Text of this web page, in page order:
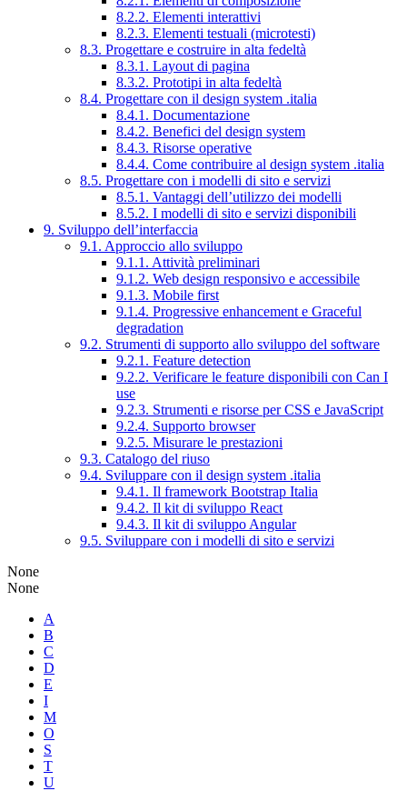
8.2.2. Elementi interattivi
8.2.3. Elementi testuali (microtesti)
8.3. Progettare e costruire in alta fedeltà
8.3.1. Layout di pagina
8.3.2. Prototipi in alta fedeltà
8.4. Progettare con il design system .italia
8.4.1. Documentazione
8.4.2. Benefici del design system
8.4.3. Risorse operative
8.4.4. Come contribuire al design system .italia
8.5. Progettare con i modelli di sito e servizi
8.5.1. Vantaggi dell’utilizzo dei modelli
8.5.2. I modelli di sito e servizi disponibili
9. Sviluppo dell’interfaccia
9.1. Approccio allo sviluppo
9.1.1. Attività preliminari
9.1.2. Web design responsivo e accessibile
9.1.3. Mobile first
9.1.4. Progressive enhancement e Graceful
degradation
9.2. Strumenti di supporto allo sviluppo del software
9.2.1. Feature detection
9.2.2. Verificare le feature disponibili con Can I
use
9.2.3. Strumenti e risorse per CSS e JavaScript
9.2.4. Supporto browser
9.2.5. Misurare le prestazioni
9.3. Catalogo del riuso
9.4. Sviluppare con il design system .italia
9.4.1. Il framework Bootstrap Italia
9.4.2. Il kit di sviluppo React
9.4.3. Il kit di sviluppo Angular
9.5. Sviluppare con i modelli di sito e servizi
None
None
A
B
C
D
E
I
M
O
S
T
U